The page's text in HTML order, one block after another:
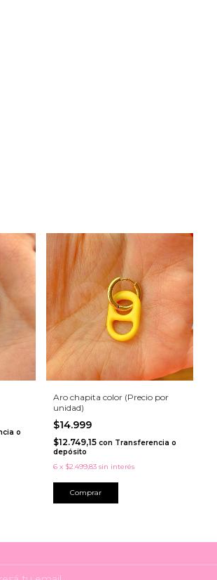
o
Aro chapita color (Precio por
unidad)
$14.999
$12.749,15 con Transferencia o
depósito
6 x $2.499,83 sin interés
Comprar